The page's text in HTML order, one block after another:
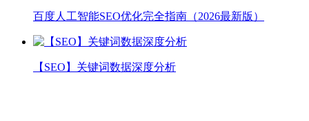
百度人工智能SEO优化完全指南（2026最新版）
【SEO】关键词数据深度分析